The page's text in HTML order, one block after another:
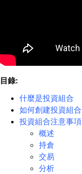
目錄:
什麼是投資組合
如何創建投資組合
投資組合注意事項
概述
持倉
交易
分析